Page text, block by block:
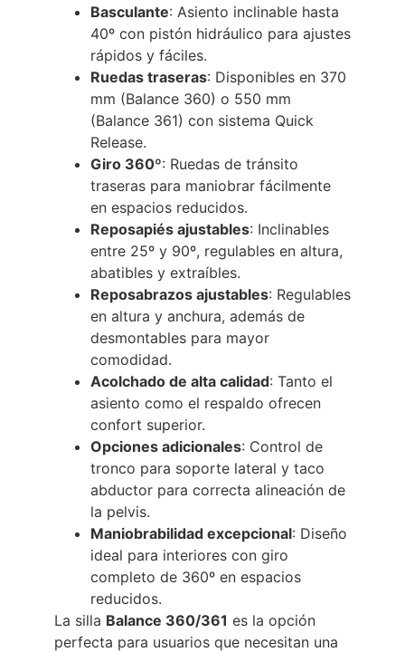
Basculante: Asiento inclinable hasta
40º con pistón hidráulico para ajustes
rápidos y fáciles.
Ruedas traseras: Disponibles en 370
mm (Balance 360) o 550 mm
(Balance 361) con sistema Quick
Release.
Giro 360º: Ruedas de tránsito
traseras para maniobrar fácilmente
en espacios reducidos.
Reposapiés ajustables: Inclinables
entre 25º y 90º, regulables en altura,
abatibles y extraíbles.
Reposabrazos ajustables: Regulables
en altura y anchura, además de
desmontables para mayor
comodidad.
Acolchado de alta calidad: Tanto el
asiento como el respaldo ofrecen
confort superior.
Opciones adicionales: Control de
tronco para soporte lateral y taco
abductor para correcta alineación de
la pelvis.
Maniobrabilidad excepcional: Diseño
ideal para interiores con giro
completo de 360º en espacios
reducidos.
La silla Balance 360/361 es la opción
perfecta para usuarios que necesitan una